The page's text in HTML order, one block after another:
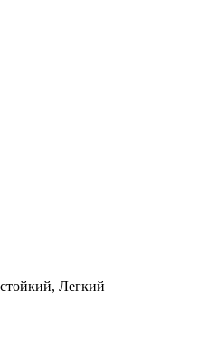
Легкий